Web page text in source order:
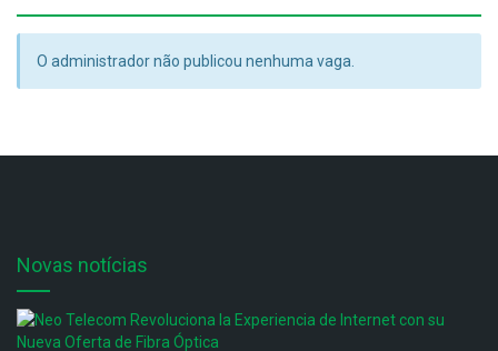
O administrador não publicou nenhuma vaga.
Novas notícias